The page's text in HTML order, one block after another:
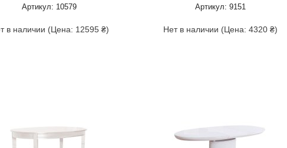
Артикул: 10579
в наличии (Цена: 12595 ₴)
Артикул: 9151
Нет в наличии (Цена: 4320 ₴)